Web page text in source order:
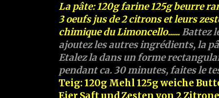
La pâte: 120g farine 125g beurre
3 oeufs jus de 2 citrons et leurs
chimique du Limoncello...... Battez
ajoutez les autres ingrédients, la
Etalez la dans un forme
pendant ca. 30 minutes, faites le
Teig: 120g Mehl 125g weiche